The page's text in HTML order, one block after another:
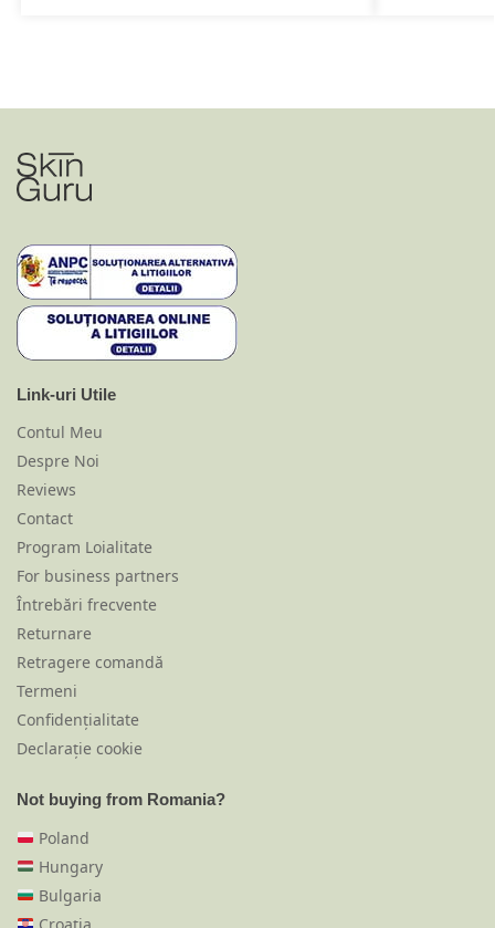
Link-uri Utile
Contul Meu
Despre Noi
Reviews
Contact
Program Loialitate
For business partners
Întrebări frecvente
Returnare
Retragere comandă
Termeni
Confidențialitate
Declarație cookie
Not buying from Romania?
Poland
Hungary
Bulgaria
Croația